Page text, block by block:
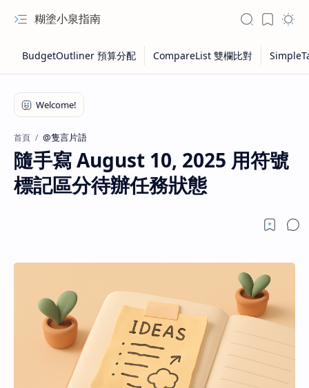
糊塗小泉指南
首頁 @隻言片語
隨手寫 August 10, 2025 用符號
標記區分待辦任務狀態